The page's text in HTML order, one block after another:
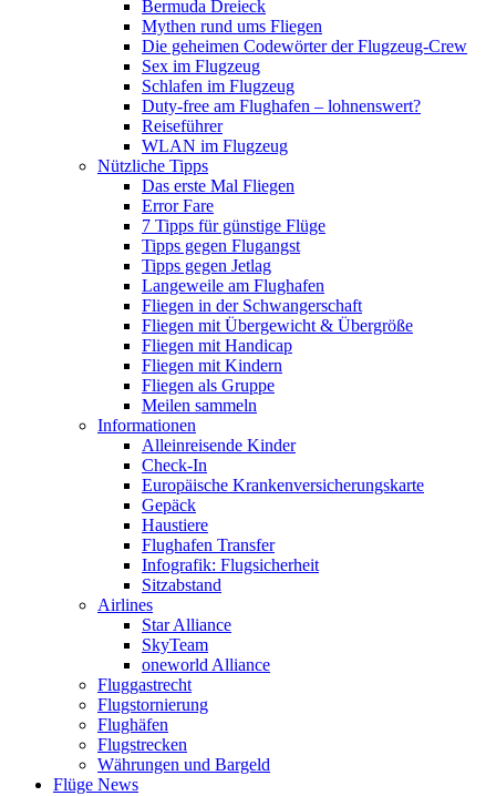
Bermuda Dreieck
Mythen rund ums Fliegen
Die geheimen Codewörter der Flugzeug-Crew
Sex im Flugzeug
Schlafen im Flugzeug
Duty-free am Flughafen – lohnenswert?
Reiseführer
WLAN im Flugzeug
Nützliche Tipps
Das erste Mal Fliegen
Error Fare
7 Tipps für günstige Flüge
Tipps gegen Flugangst
Tipps gegen Jetlag
Langeweile am Flughafen
Fliegen in der Schwangerschaft
Fliegen mit Übergewicht & Übergröße
Fliegen mit Handicap
Fliegen mit Kindern
Fliegen als Gruppe
Meilen sammeln
Informationen
Alleinreisende Kinder
Check-In
Europäische Krankenversicherungskarte
Gepäck
Haustiere
Flughafen Transfer
Infografik: Flugsicherheit
Sitzabstand
Airlines
Star Alliance
SkyTeam
oneworld Alliance
Fluggastrecht
Flugstornierung
Flughäfen
Flugstrecken
Währungen und Bargeld
Flüge News